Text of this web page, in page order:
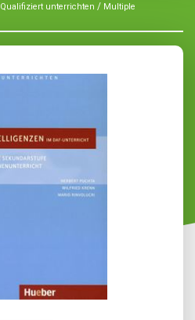
Qualifiziert unterrichten / Multiple